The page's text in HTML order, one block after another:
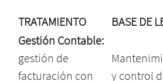
TRATAMIENTO
BASE DE
Gestión Contable:
gestión de
facturación con
y control